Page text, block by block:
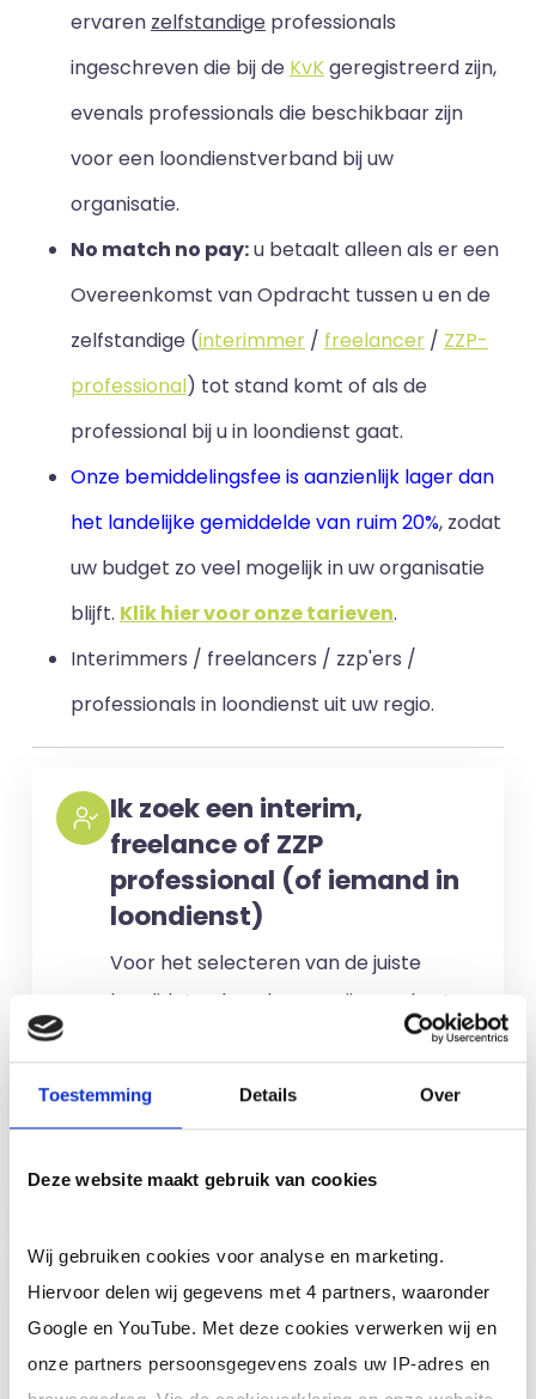
Toestemming Details Over
Deze website maakt gebruik van cookies
Wij gebruiken cookies voor analyse en marketing.
Hiervoor delen wij gegevens met 4 partners, waaronder
Google en YouTube. Met deze cookies verwerken wij en
onze partners persoonsgegevens zoals uw IP-adres en
ervaren zelfstandige professionals
ingeschreven die bij de KvKgeregistreerd zijn,
evenals professionals die beschikbaar zijn
voor een loondienstverband bij uw
organisatie.
No match no pay:u betaalt alleen als er een
Overeenkomst van Opdracht tussen u en de
zelfstandige (interimmer / freelancer / ZZP-
professional) tot stand komt of als de
professional bij u in loondienst gaat.
Onze bemiddelingsfee is aanzienlijk lager dan
het landelijke gemiddelde van ruim 20%, zodat
uw budget zo veel mogelijk in uw organisatie
blijft. Klik hier voor onze tarieven.
Interimmers / freelancers / zzp'ers /
professionals in loondienst uit uw regio.
Ik zoek een interim,
freelance of ZZP
professional (of iemand in
loondienst)
Voor het selecteren van de juiste
kandidaten berekenen wij geen kosten.
Kosten worden
voor u aan de slag gaat.
Meer informatie
Ik ben een interim,
freelance of ZZP
professional (of ik wil in
loondienst)